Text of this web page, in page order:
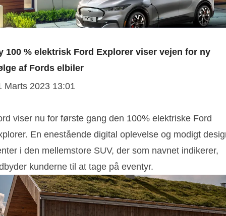
100 % elektrisk Ford Explorer viser vejen for ny
af Fords elbiler
Marts 2023 13:01
viser nu for første gang den 100% elektriske Ford
En enestående digital oplevelse og modigt
i den mellemstore SUV, der som navnet indikerer,
kunderne til at tage på eventyr.